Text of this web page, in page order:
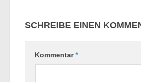
SCHREIBE EINEN
Kommentar*